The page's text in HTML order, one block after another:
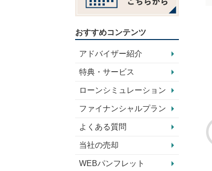
おすすめコンテンツ
アドバイザー紹介
特典・サービス
ローンシミュレーション
ファイナンシャルプラン
よくある質問
当社の売却
WEBパンフレット